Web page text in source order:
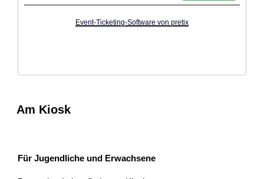
Event-Ticketing-Software von pretix
Am Kiosk
Für Jugendliche und Erwachsene